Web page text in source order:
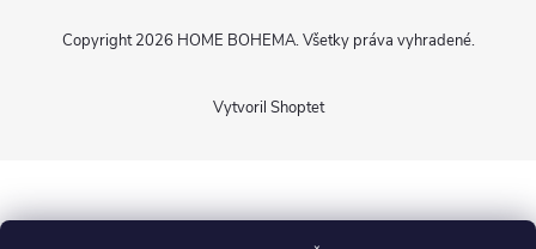
Vytvoril Shoptet
Copyright 2026 HOME BOHEMA. Všetky práva vyhradené.